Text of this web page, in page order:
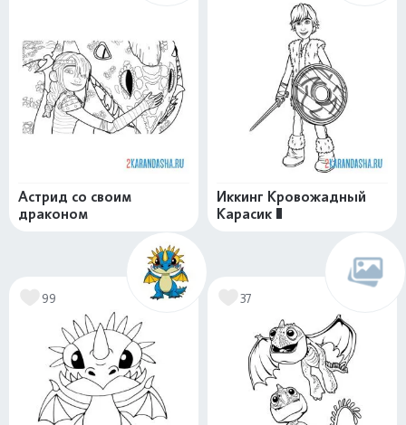
Астрид со своим
драконом
Иккинг Кровожадный
Карасик III
99 37